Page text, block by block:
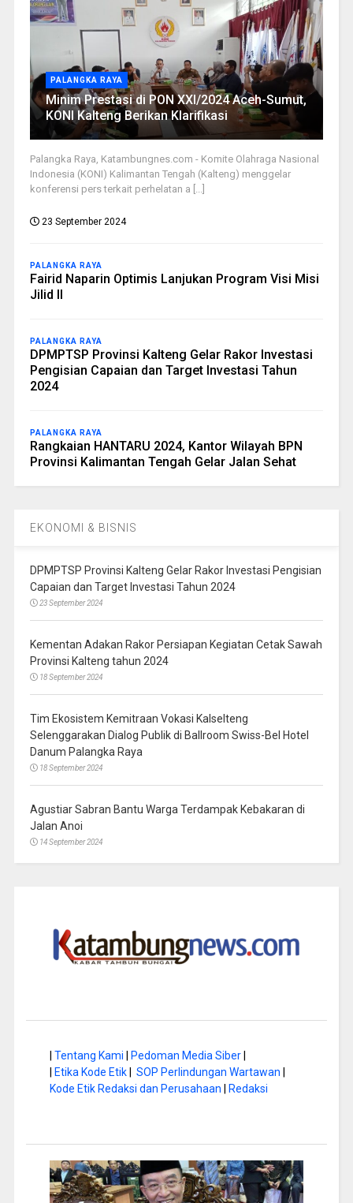
PALANGKA RAYA
Minim Prestasi di PON XXI/2024 Aceh-Sumut,
KONI Kalteng Berikan Klarifikasi
Palangka Raya, Katambungnes.com - Komite Olahraga Nasional
Indonesia (KONI) Kalimantan Tengah (Kalteng) menggelar
konferensi pers terkait perhelatan a [...]
23 September 2024
PALANGKA RAYA
Fairid Naparin Optimis Lanjukan Program Visi Misi
Jilid II
PALANGKA RAYA
DPMPTSP Provinsi Kalteng Gelar Rakor Investasi
Pengisian Capaian dan Target Investasi Tahun
2024
PALANGKA RAYA
Rangkaian HANTARU 2024, Kantor Wilayah BPN
Provinsi Kalimantan Tengah Gelar Jalan Sehat
EKONOMI & BISNIS
DPMPTSP Provinsi Kalteng Gelar Rakor Investasi Pengisian
Capaian dan Target Investasi Tahun 2024
23 September 2024
Kementan Adakan Rakor Persiapan Kegiatan Cetak Sawah
Provinsi Kalteng tahun 2024
18 September 2024
Tim Ekosistem Kemitraan Vokasi Kalselteng
Selenggarakan Dialog Publik di Ballroom Swiss-Bel Hotel
Danum Palangka Raya
18 September 2024
Agustiar Sabran Bantu Warga Terdampak Kebakaran di
Jalan Anoi
14 September 2024
Tentang Kami Pedoman Media Siber|
Etika Kode Etik| SOP Perlindungan Wartawan
Kode Etik Redaksi dan Perusahaan
Redaksi